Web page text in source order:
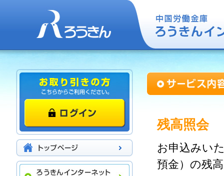
残高照会
お申込みい
預金）の残